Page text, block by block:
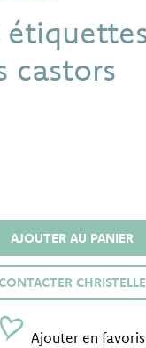
castors
CHRISTELLE
Ajouter en favoris